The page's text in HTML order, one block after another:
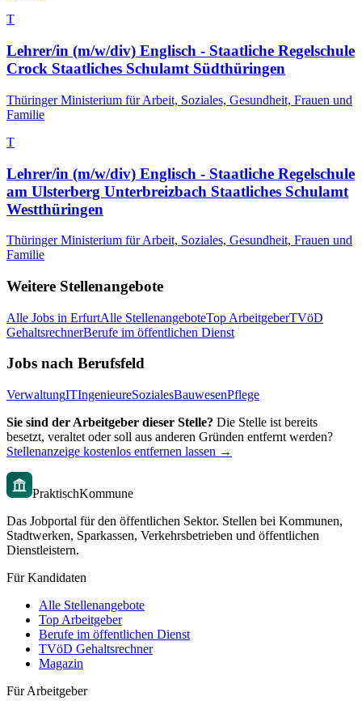
T
Lehrer/in (m/w/div) Englisch - Staatliche Regelschule
Crock Staatliches Schulamt Südthüringen
Thüringer Ministerium für Arbeit, Soziales, Gesundheit, Frauen und
Familie
T
Lehrer/in (m/w/div) Englisch - Staatliche Regelschule
am Ulsterberg Unterbreizbach Staatliches Schulamt
Westthüringen
Thüringer Ministerium für Arbeit, Soziales, Gesundheit, Frauen und
Familie
Weitere Stellenangebote
Alle Jobs in ErfurtAlle StellenangeboteTop ArbeitgeberTVöD
GehaltsrechnerBerufe im öffentlichen Dienst
Jobs nach Berufsfeld
VerwaltungITIngenieureSozialesBauwesenPflege
Sie sind der Arbeitgeber dieser Stelle? Die Stelle ist bereits
besetzt, veraltet oder soll aus anderen Gründen entfernt werden?
Stellenanzeige kostenlos entfernen lassen →
PraktischKommune
Das Jobportal für den öffentlichen Sektor. Stellen bei Kommunen,
Stadtwerken, Sparkassen, Verkehrsbetrieben und öffentlichen
Dienstleistern.
Für Kandidaten
Alle Stellenangebote
Top Arbeitgeber
Berufe im öffentlichen Dienst
TVöD Gehaltsrechner
Magazin
Für Arbeitgeber